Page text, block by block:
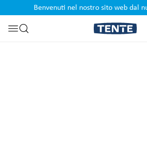
Salta alla ricerca
Benvenuti nel nostro sito web dal